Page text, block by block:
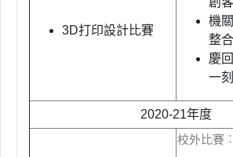
3D打印設計比賽
機
整合
慶
一
2020-21年度
校外比賽︰